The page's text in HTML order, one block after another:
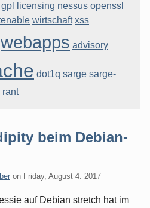
gpl licensing nessus openssl
wirtschaft xss
webapps advisory
dot1q sarge sarge-
rant
beim Debian-
on Friday, August 4. 2017
auf Debian stretch hat im